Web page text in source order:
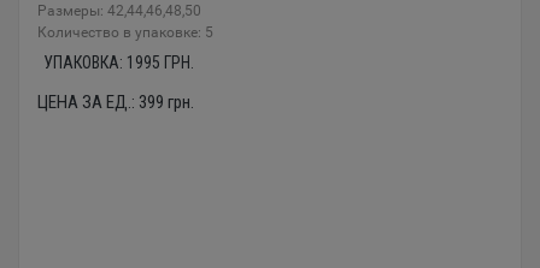
Размеры: 42,44,46,48,50
Количество в упаковке: 5
УПАКОВКА: 1995 ГРН.
ЦЕНА ЗА ЕД.: 399 грн.